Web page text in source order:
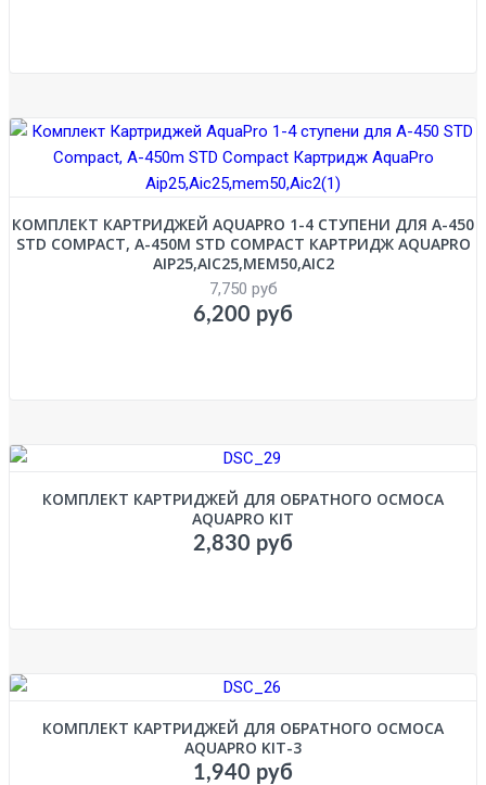
КОМПЛЕКТ КАРТРИДЖЕЙ AQUAPRO 1-4 СТУПЕНИ ДЛЯ A-450
STD COMPACT, A-450M STD COMPACT КАРТРИДЖ AQUAPRO
AIP25,AIC25,MEM50,AIC2
7,750 руб
6,200 руб
КОМПЛЕКТ КАРТРИДЖЕЙ ДЛЯ ОБРАТНОГО ОСМОСА
AQUAPRO KIT
2,830 руб
КОМПЛЕКТ КАРТРИДЖЕЙ ДЛЯ ОБРАТНОГО ОСМОСА
AQUAPRO KIT-3
1,940 руб